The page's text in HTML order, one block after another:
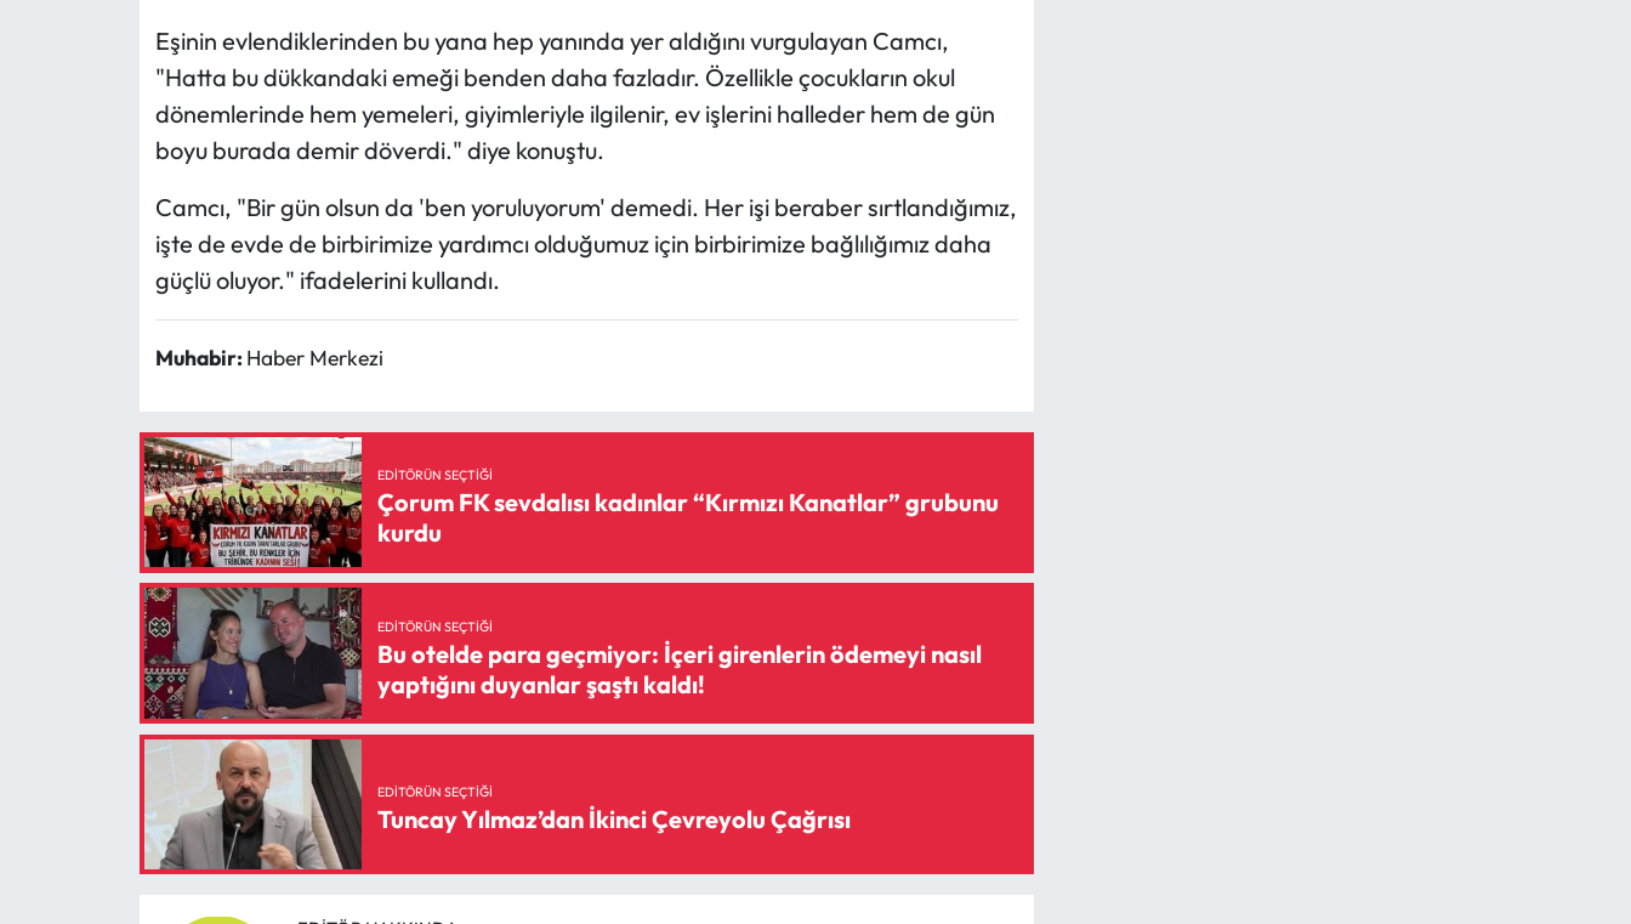
Eşinin evlendiklerinden bu yana hep yanında yer aldığını vurgulayan Camcı,
"Hatta bu dükkandaki emeği benden daha fazladır. Özellikle çocukların okul
dönemlerinde hem yemeleri, giyimleriyle ilgilenir, ev işlerini halleder hem de gün
boyu burada demir döverdi." diye konuştu.
Camcı, "Bir gün olsun da 'ben yoruluyorum' demedi. Her işi beraber sırtlandığımız,
işte de evde de birbirimize yardımcı olduğumuz için birbirimize bağlılığımız daha
güçlü oluyor." ifadelerini kullandı.
Muhabir: Haber Merkezi
EDITÖRÜN SEÇTIĞI
Çorum FK sevdalısı kadınlar “Kırmızı Kanatlar” grubunu
kurdu
EDITÖRÜN SEÇTIĞI
Bu otelde para geçmiyor: İçeri girenlerin ödemeyi nasıl
yaptığını duyanlar şaştı kaldı!
EDITÖRÜN SEÇTIĞI
Tuncay Yılmaz’dan İkinci Çevreyolu Çağrısı